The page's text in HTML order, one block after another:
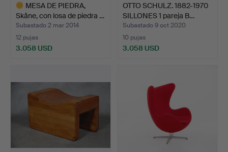
MESA DE PIEDRA,
Skåne, con losa de piedra …
Subastado 2 mar 2014
12 pujas
3.058 USD
OTTO SCHULZ. 1882-1970
SILLONES 1 pareja B…
Subastado 9 oct 2020
10 pujas
3.058 USD